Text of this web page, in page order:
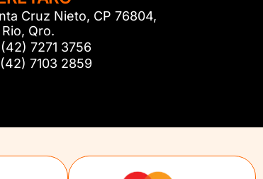
Cruz Nieto, CP 76804,
Qro.
7271 3756
7103 2859